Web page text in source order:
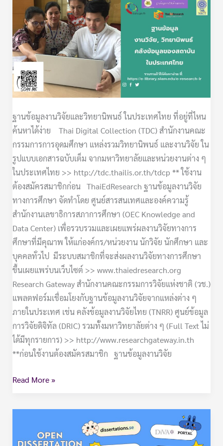
ฐานข้อมูลงานวิจัยและวิทยานิพนธ์ ในประเทศไทย ที่อยู่ที่ไหน
ค้นหาได้ง่าย Thai Digital Collection (TDC) สำนักงานคณะ
กรรมการการอุดมศึกษา แหล่งรวมวิทยานิพนธ์ และงานวิจัย ใน
รูปแบบเอกสารฉบับเต็ม จากมหาวิทยาลัยและหน่วยงานต่าง ๆ
ในประเทศไทย >> http://tdc.thailis.or.th/tdcp ** ใช้งาน
ต้องสมัครสมาชิกก่อน ThaiEdResearch ฐานข้อมูลงานวิจัย
ทางการศึกษา จัดทำโดย ศูนย์สารสนเทศและองค์ความรู้
สำนักงานเลขาธิการสภาการศึกษา (OEC Knowledge and
Data Center) เพื่อรวบรวมและเผยแพร่ผลงานวิจัยทางการ
ศึกษาที่มีคุณาพ ให้แก่องค์กร/หน่วยงาน นักวิจัย นักศึกษา และ
บุคคลทั่วไป มีระบบสมาชิกที่จะส่งผลงานวิจัยทางการศึกษา
ขึ้นเผยแพร่บนเว็บไซต์ >> www.thaiedresearch.org
Research Gateway สำนักงานคณะกรรมการวิจัยแห่งชาติ (วช.)
แพลตฟอร์มเชื่อมโยงกับฐานข้อมูลงานวิจัยจากแหล่งต่าง ๆ
ภายในประเทศ เช่น คลังข้อมูลงานวิจัยไทย (TNRR) ศูนย์ข้อมูล
การวิจัยดิจิทัล (DRIC) รวมทั้งมหาวิทยาลัยต่าง ๆ (Full Text ไม่
ได้มีทุกรายการ) >> http://www.researchgateway.in.th
**ก่อนใช้งานต้องสมัครสมาชิก ฐานข้อมูลงานวิจัย
RESEARCH
IR
Read More »